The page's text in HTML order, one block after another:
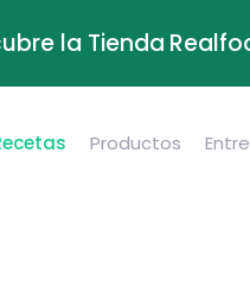
la Tienda
Productos